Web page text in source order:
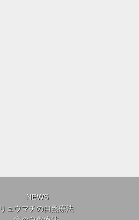
NEWS
リュウマチの自然療法